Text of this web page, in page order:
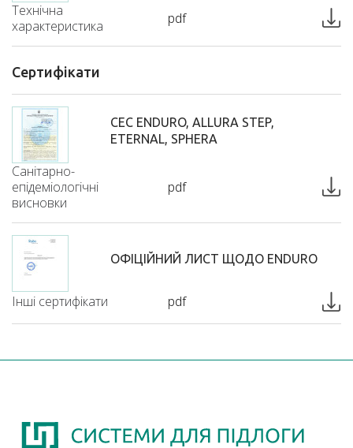
Технічна
характеристика
pdf
Сертифікати
СЕС ENDURO, ALLURA STEP,
ETERNAL, SPHERA
Санітарно-
епідеміологічні
висновки
pdf
ОФІЦІЙНИЙ ЛИСТ ЩОДО ENDURO
Інші сертифікати pdf